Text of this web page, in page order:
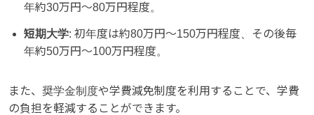
年約30万円〜80万円程度。
短期大学: 初年度は約80万円〜150万円程度、その後毎
年約50万円〜100万円程度。
また、奨学金制度や学費減免制度を利用することで、学費
の負担を軽減することができます。